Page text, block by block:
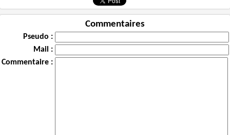
Commentaires
Pseudo :
Mail :
Commentaire :